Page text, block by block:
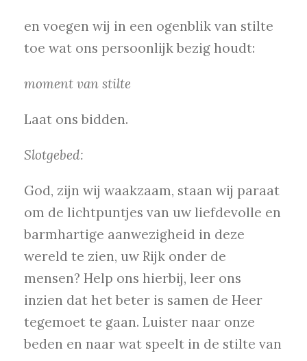
en voegen wij in een ogenblik van stilte
toe wat ons persoonlijk bezig houdt:
moment van stilte
Laat ons bidden.
Slotgebed:
God, zijn wij waakzaam, staan wij paraat
om de lichtpuntjes van uw liefdevolle en
barmhartige aanwezigheid in deze
wereld te zien, uw Rijk onder de
mensen? Help ons hierbij, leer ons
inzien dat het beter is samen de Heer
tegemoet te gaan. Luister naar onze
beden en naar wat speelt in de stilte van